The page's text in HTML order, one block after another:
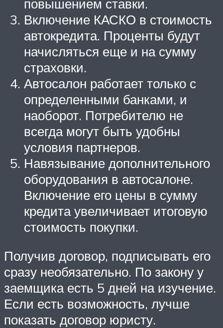
повышением ставки.
Включение КАСКО в стоимость
автокредита. Проценты будут
начисляться еще и на сумму
страховки.
Автосалон работает только с
определенными банками, и
наоборот. Потребителю не
всегда могут быть удобны
условия партнеров.
Навязывание дополнительного
оборудования в автосалоне.
Включение его цены в сумму
кредита увеличивает итоговую
стоимость покупки.
Получив договор, подписывать его
сразу необязательно. По закону у
заемщика есть 5 дней на изучение.
Если есть возможность, лучше
показать договор юристу.